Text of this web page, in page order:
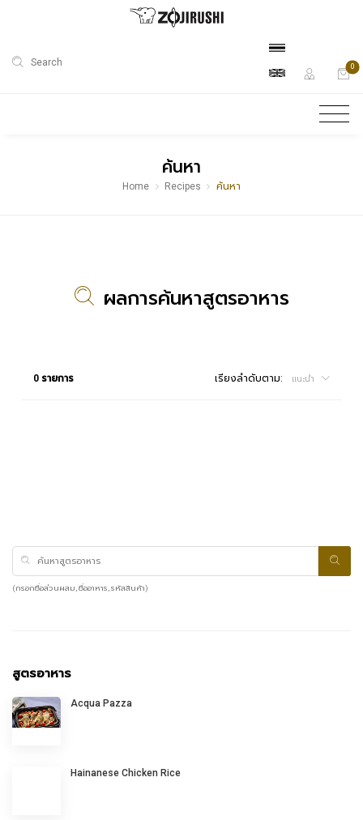
Search 0
ค้นหา
Home Recipes ค้นหา
ผลการค้นหาสูตรอาหาร
0 รายการ เรียงลำดับตาม: แนะนำ
(กรอกชื่อส่วนผสม, ชื่ออาหาร, รหัสสินค้า)
สูตรอาหาร
Acqua Pazza
Hainanese Chicken Rice